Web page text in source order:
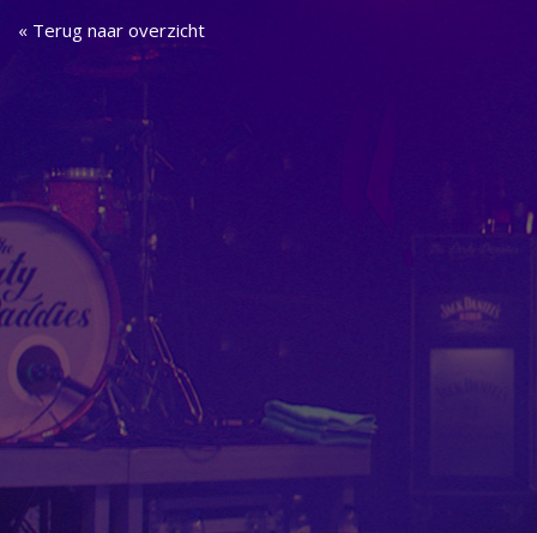
« Terug naar overzicht